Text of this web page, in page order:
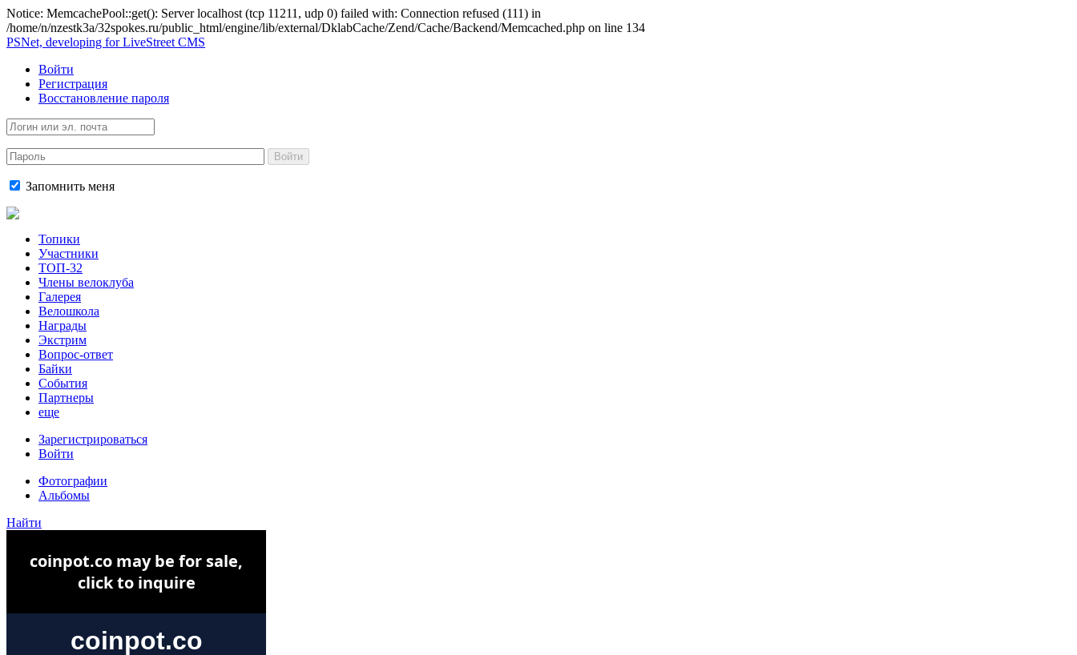
Notice: MemcachePool::get(): Server localhost (tcp 11211, udp 0) failed with: Connection refused (111) in
/home/n/nzestk3a/32spokes.ru/public_html/engine/lib/external/DklabCache/Zend/Cache/Backend/Memcached.php on line 134
PSNet, developing for LiveStreet CMS
Войти
Регистрация
Восстановление пароля
Войти
Запомнить меня
Топики
Участники
ТОП-32
Члены велоклуба
Галерея
Велошкола
Награды
Экстрим
Вопрос-ответ
Байки
События
Партнеры
еще
Зарегистрироваться
Войти
Фотографии
Альбомы
Найти